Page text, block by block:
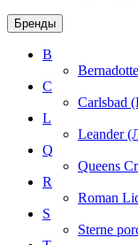
Бренды
B
C
Carlsbad
L
Leander
Q
Queens
R
Roman
S
Sterne